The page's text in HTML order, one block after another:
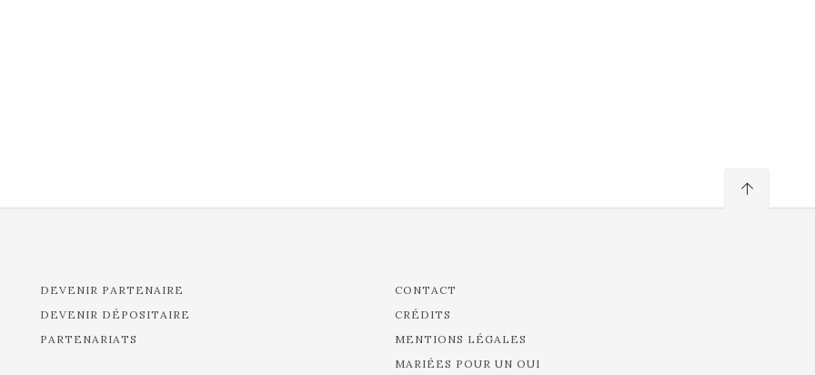
DEVENIR PARTENAIRE
DEVENIR DÉPOSITAIRE
PARTENARIATS
CONTACT
CRÉDITS
MENTIONS LÉGALES
MARIÉES POUR UN OUI